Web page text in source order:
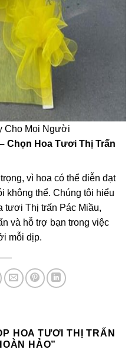
Cho Mọi Người
Chọn Hoa Tươi Thị Trấn
vì hoa có thể diễn đạt
không thể. Chúng tôi hiểu
tươi Thị trấn Pác Miầu,
và hỗ trợ bạn trong việc
mỗi dịp.
HOA TƯƠI THỊ TRẤN
HẢO”